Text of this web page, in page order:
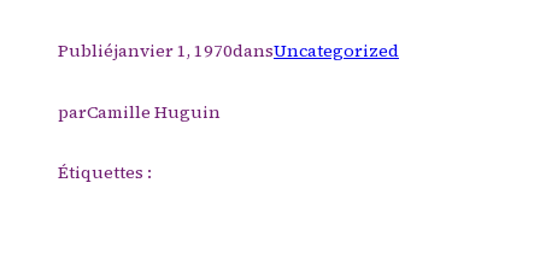
Publiéjanvier 1, 1970dansUncategorized
parCamille Huguin
Étiquettes :